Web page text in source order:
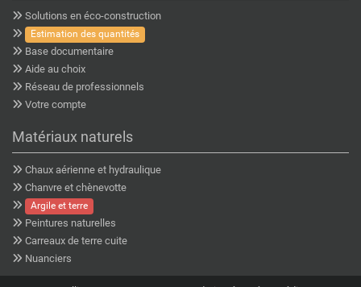
Solutions en éco-construction
Estimation des quantités
Base documentaire
Aide au choix
Réseau de professionnels
Votre compte
Matériaux naturels
Chaux aérienne et hydraulique
Chanvre et chènevotte
Argile et terre
Peintures naturelles
Carreaux de terre cuite
Nuanciers